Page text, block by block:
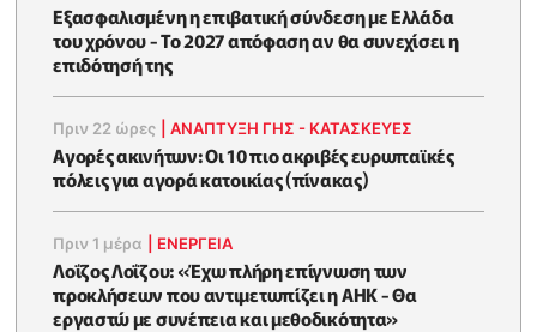
Εξασφαλισμένη η επιβατική σύνδεση με Ελλάδα
του χρόνου - Το 2027 απόφαση αν θα συνεχίσει η
επιδότησή της
Πριν 22 ώρες |ΑΝΑΠΤΥΞΗ ΓΗΣ - ΚΑΤΑΣΚΕΥΕΣ
Αγορές ακινήτων: Οι 10 πιο ακριβές ευρωπαϊκές
πόλεις για αγορά κατοικίας (πίνακας)
Πριν 1 μέρα ΕΝΈΡΓΕΙΑ
Λοΐζος Λοΐζου: «Έχω πλήρη επίγνωση των
προκλήσεων που αντιμετωπίζει η ΑΗΚ - Θα
εργαστώ με συνέπεια και μεθοδικότητα»